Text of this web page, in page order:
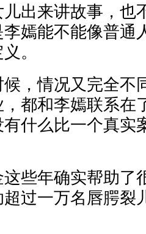
出来讲故事，也
嫣能不能像普通
。
，情况又完全不
都和李嫣联系在
什么比一个真实
些年确实帮助了
过一万名唇腭裂